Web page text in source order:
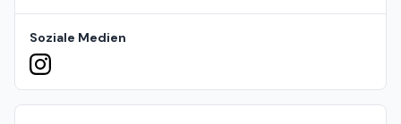
Soziale Medien